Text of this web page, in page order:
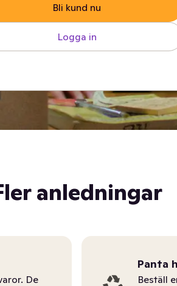
Bli kund nu
Logga in
anledningar
De
Panta
Beställ